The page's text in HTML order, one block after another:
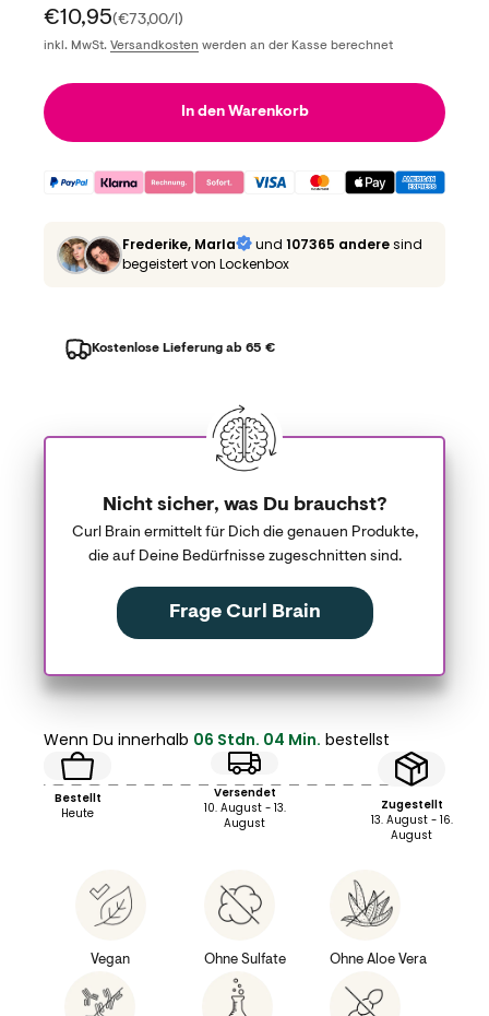
Angebot
€10,95(€73,00/l)
inkl. MwSt. Versandkosten werden an der Kasse berechnet
In den Warenkorb
Frederike, Marla und 107365 anderesind
begeistert von Lockenbox
Kostenlose Lieferung ab 65 €
Nicht sicher, was Du brauchst?
Curl Brain ermittelt für Dich die genauen Produkte,
die auf Deine Bedürfnisse zugeschnitten sind.
Frage Curl Brain
Wenn Du innerhalb 06 Stdn. 04 Min. bestellst
Bestellt
Heute
Versendet
10. August - 13.
August
Zugestellt
13. August - 16.
August
Vegan Ohne Sulfate Ohne Aloe Vera